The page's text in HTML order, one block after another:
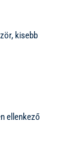
kisebb
ellenkező